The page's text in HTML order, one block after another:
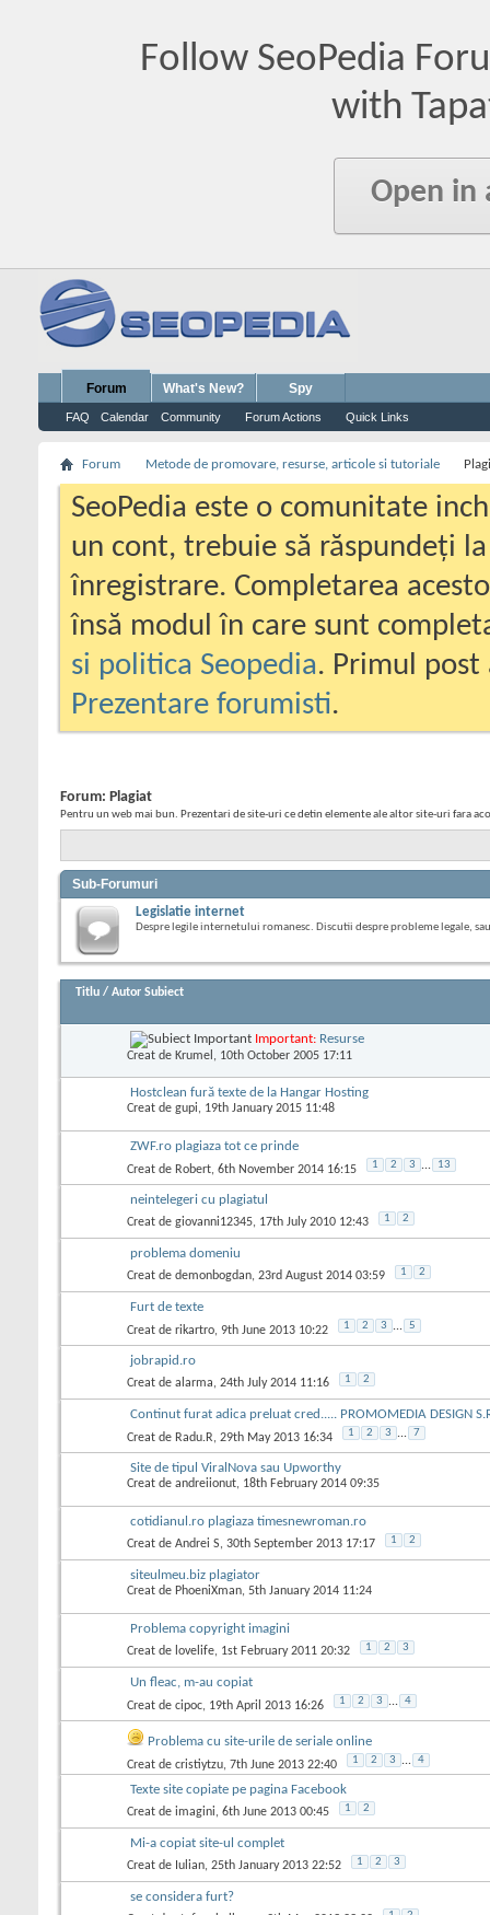
Follow SeoPedia
with
Open in
Forum
FAQ Calendar Community Forum Actions Quick Links
What's New? Spy
Forum Metode de promovare, resurse, articole si tutoriale
SeoPedia este o comunitate
un cont, trebuie să răspundeți
înregistrare. Completarea
însă modul în care sunt
si politica Seopedia. Primul
Prezentare forumisti.
Forum: Plagiat
Pentru un web mai bun. Prezentari de site-uri ce detin elemente ale altor site-uri fara
Sub-Forumuri
Legislatie internet
Despre legile internetului romanesc. Discutii despre probleme legale,
Titlu / Autor Subiect
Important: Resurse
Creat de Krumel , 10th October 2005 17:11
Hostclean fură texte de la Hangar Hosting
Creat de gupi, 19th January 2015 11:48
ZWF.ro plagiaza tot ce prinde
Creat de Robert, 6th November 2014 16:15 1 2 3 ... 13
neintelegeri cu plagiatul
Creat de giovanni12345, 17th July 2010 12:43 1 2
problema domeniu
Creat de demonbogdan, 23rd August 2014 03:59 1 2
Furt de texte
Creat de rikartro, 9th June 2013 10:22 1 2 3 ... 5
jobrapid.ro
Creat de alarma, 24th July 2014 11:16 1 2
Continut furat adica preluat cred..... PROMOMEDIA DESIGN
Creat de Radu.R, 29th May 2013 16:34 1 2 3 ... 7
Site de tipul ViralNova sau Upworthy
Creat de andreiionut, 18th February 2014 09:35
cotidianul.ro plagiaza timesnewroman.ro
Creat de Andrei S, 30th September 2013 17:17 1 2
siteulmeu.biz plagiator
Creat de PhoeniXman, 5th January 2014 11:24
Problema copyright imagini
Creat de lovelife, 1st February 2011 20:32 1 2 3
Un fleac, m-au copiat
Creat de cipoc, 19th April 2013 16:26 1 2 3 ... 4
Problema cu site-urile de seriale online
Creat de cristiytzu, 7th June 2013 22:40 1 2 3 ... 4
Texte site copiate pe pagina Facebook
Creat de imagini, 6th June 2013 00:45 1 2
Mi-a copiat site-ul complet
Creat de Iulian, 25th January 2013 22:52 1 2 3
se considera furt?